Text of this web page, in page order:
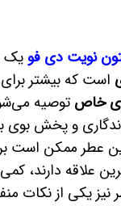
نویت دی فو یک
است که بیشتر برای
خاص توصیه
و پخش بوی
عطر ممکن است
علاقه دارند،
نیز یکی از نکات